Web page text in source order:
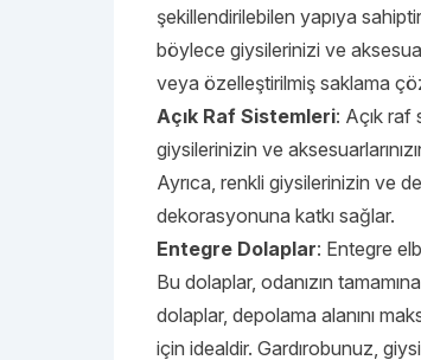
şekillendirilebilen yapıya
böylece giysilerinizi ve
veya özelleştirilmiş saklama
Açık Raf Sistemleri: Açık raf
giysilerinizin ve
Ayrıca, renkli giysilerinizin ve
dekorasyonuna katkı sağlar.
Entegre Dolaplar: Entegre
Bu dolaplar, odanızın
dolaplar, depolama alanını
için idealdir. Gardırobunuz,